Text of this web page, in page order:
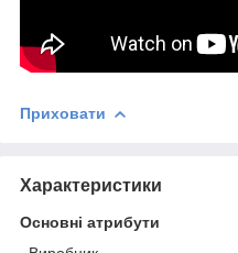
Приховати
Характеристики
Основні атрибути